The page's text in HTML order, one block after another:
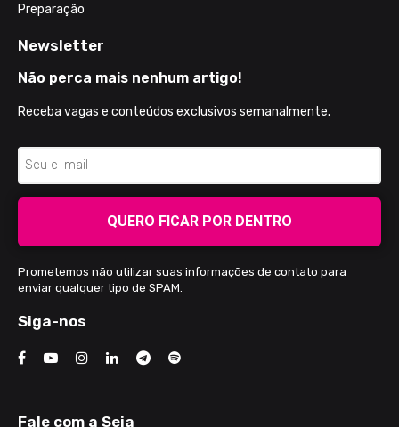
Preparação
Newsletter
Não perca mais nenhum artigo!
Receba vagas e conteúdos exclusivos semanalmente.
QUERO FICAR POR DENTRO
Prometemos não utilizar suas informações de contato para
enviar qualquer tipo de SPAM.
Siga-nos
Fale com a Seja